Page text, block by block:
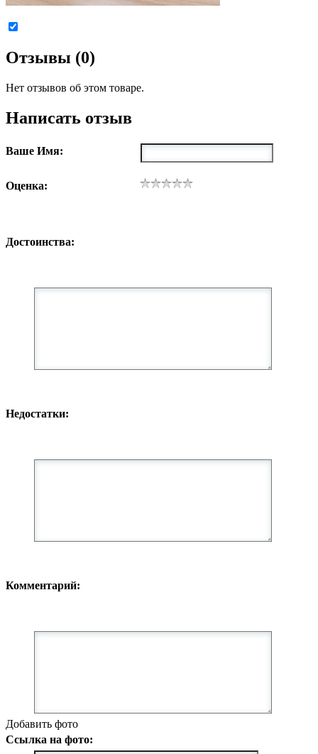
Отзывы (0)
Нет отзывов об этом товаре.
Написать отзыв
Ваше Имя:
Оценка:
Достоинства:
Недостатки:
Комментарий:
Добавить фото
Ссылка на фото: